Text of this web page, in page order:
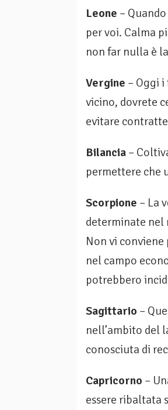
Leone –
per voi. Calma
non far nulla è
Vergine – Oggi
vicino, dovrete
evitare
Bilancia –
permettere che
Scorpione – La
determinate nel
Non vi
nel campo
po­trebbero
Sagittario –
nell’ambito del
conosciuta di
Capricorno –
essere ribaltata